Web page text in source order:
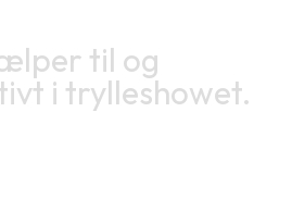
til og
i trylleshowet.